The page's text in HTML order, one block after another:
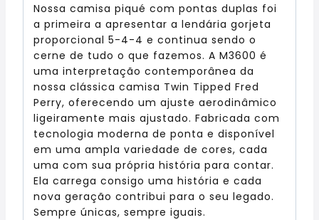
Nossa camisa piqué com pontas duplas foi
a primeira a apresentar a lendária gorjeta
proporcional 5-4-4 e continua sendo o
cerne de tudo o que fazemos. A M3600 é
uma interpretação contemporânea da
nossa clássica camisa Twin Tipped Fred
Perry, oferecendo um ajuste aerodinâmico
ligeiramente mais ajustado. Fabricada com
tecnologia moderna de ponta e disponível
em uma ampla variedade de cores, cada
uma com sua própria história para contar.
Ela carrega consigo uma história e cada
nova geração contribui para o seu legado.
Sempre únicas, sempre iguais.